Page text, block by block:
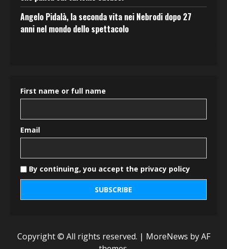
Angelo Pidalà, la seconda vita nei Nebrodi dopo 27
anni nel mondo dello spettacolo
First name or full name
Email
By continuing, you accept the privacy policy
Copyright © All rights reserved. | MoreNews by AF